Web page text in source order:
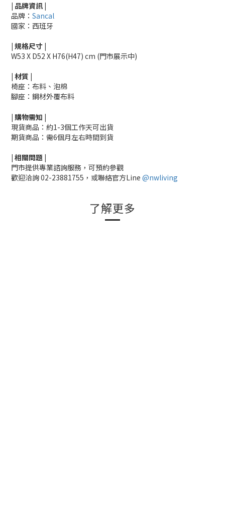
| 品牌資訊 |
品牌： Sancal
國家：西班牙
| 規格尺寸 |
W53 X D52 X H76(H47) cm (門市展示中)
| 材質 |
椅座： 布料、泡棉
腳座 ： 鋼材外覆布料
| 購物需知 |
現貨商品：約1-3個工作天可出貨
期貨商品：需6個月左右時間到貨
| 相關問題 |
門市提供專業諮詢服務，可預約參觀
歡迎洽詢02-23881755， 或聯絡官方Line @nwliving
了解更多